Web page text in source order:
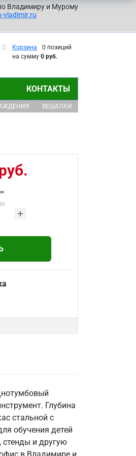
Владимиру и Мурому
vladimir.ru
Корзина
0 позиций
на сумму 0 руб.
КОНТАКТЫ
ВЕШАЛКИ
Глубина
стальной с
обучения детей
стенды и другую